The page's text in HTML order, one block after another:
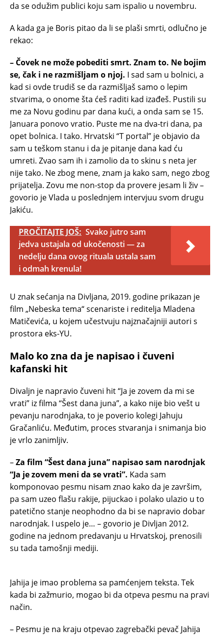
da se odužim publici koju sam ispalio u novembru.
A kada ga je Boris pitao da li se plaši smrti, odlučno je
rekao:
– Čovek ne može pobediti smrt. Znam to. Ne bojim
se, čak i ne razmišljam o njoj. I sad sam u bolnici, a
kad si ovde trudiš se da razmišljaš samo o lepim
stvarima, o onome šta ćeš raditi kad izađeš. Pustili su
me za Novu godinu par dana kući, a onda sam se 15.
Januara ponovo vratio. Puste me na dva-tri dana, pa
opet bolnica. I tako. Hrvatski “T portal” je objavio da
sam u teškom stanu i da je pitanje dana kad ću
umreti. Zvao sam ih i zamolio da to skinu s neta jer
nije tako. Ne zbog mene, znam ja kako sam, nego zbog
prijatelja. Zovu me non-stop da provere jesam li živ –
govorio je Vlada u poslednjem intervjuu svom drugu
Jakiću.
PROČITAJTE JOŠ: Svako jutro sam
jedva ustajala od ukočenosti — za
nedelju dana ovog rituala ustala sam
i odmah krenula!
U znak sećanja na Divljana, 2019. godine prikazan je
film „Nebeska tema“ scenariste i reditelja Mladena
Matičevića, u kojem učestvuju najznačajniji autori s
prostora eks-YU.
Malo ko zna da je napisao i čuveni
kafanski hit
Divaljn je napravio čuveni hit “Ja je zovem da mi se
vrati” iz filma “Šest dana juna”, a kako nije bio vešt u
pevanju narodnjaka, to je poverio kolegi Jahuju
Gračanliću. Međutim, proces stvaranja i snimanja bio
je vrlo zanimljiv.
–Za film “Šest dana juna” napisao sam narodnjak
“Ja je zovem meni da se vrati”. Kada sam
komponovao pesmu nisam znao kako da je završim,
pa sam uzeo flašu rakije, pijuckao i polako ulazio u to
patetično stanje neophodno da bi se napravio dobar
narodnjak. I uspelo je… – govorio je Divljan 2012.
godine na jednom predavanju u Hrvatskoj, prenosili
su tada tamošnji mediji.
Jahija je imao problema sa pamćenjem teksta. Tek
kada bi zažmurio, mogao bi da otpeva pesmu na pravi
način.
– Pesmu je na kraju otpevao zagrebački pevač Jahija